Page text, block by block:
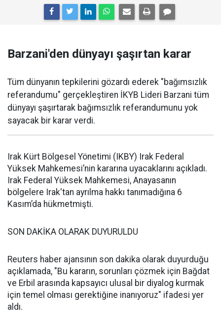
Barzani'den dünyayı şaşırtan karar
Tüm dünyanın tepkilerini gözardı ederek "bağımsızlık
referandumu" gerçekleştiren İKYB Lideri Barzani tüm
dünyayı şaşırtarak bağımsızlık referandumunu yok
sayacak bir karar verdi.
Irak Kürt Bölgesel Yönetimi (IKBY) Irak Federal
Yüksek Mahkemesi’nin kararına uyacaklarını açıkladı.
Irak Federal Yüksek Mahkemesi, Anayasanın
bölgelere Irak'tan ayrılma hakkı tanımadığına 6
Kasım’da hükmetmişti.
SON DAKİKA OLARAK DUYURULDU
Reuters haber ajansının son dakika olarak duyurduğu
açıklamada, "Bu kararın, sorunları çözmek için Bağdat
ve Erbil arasında kapsayıcı ulusal bir diyalog kurmak
için temel olması gerektiğine inanıyoruz" ifadesi yer
aldı.